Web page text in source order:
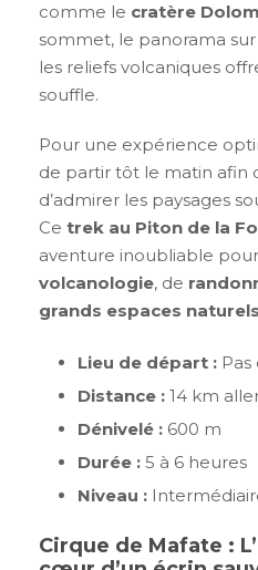
comme le cratère
sommet, le panorama sur
les reliefs volcaniques
souffle.
Pour une expérience
de partir tôt le matin afin
d’admirer les paysages
Ce trek au Piton de la
aventure inoubliable
volcanologie, de
grands espaces naturels
Lieu de départ :
Distance : 14 km
Dénivelé : 600 m
Durée : 5 à 6 heures
Niveau :
Cirque de Mafate :